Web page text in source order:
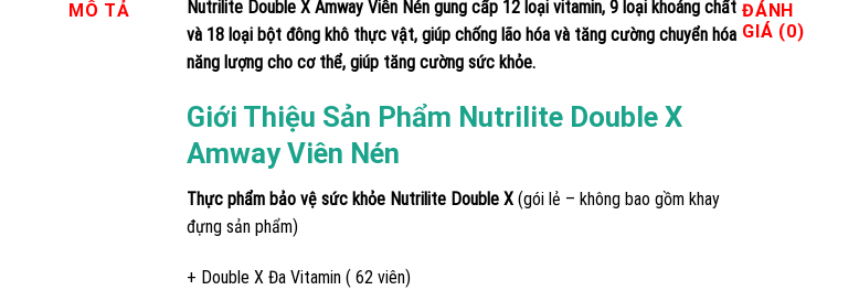
MÔ TẢ
Nutrilite Double X Amway Viên Nén gung cấp 12 loại vitamin, 9 loại khoáng chất
và 18 loại bột đông khô thực vật, giúp chống lão hóa và tăng cường chuyển hóa
năng lượng cho cơ thể, giúp tăng cường sức khỏe.
Giới Thiệu Sản Phẩm Nutrilite Double X
Amway Viên Nén
Thực phẩm bảo vệ sức khỏe Nutrilite Double X(gói lẻ – không bao gồm khay
đựng sản phẩm)
+ Double X Đa Vitamin ( 62 viên)
ĐÁNH
GIÁ (0)